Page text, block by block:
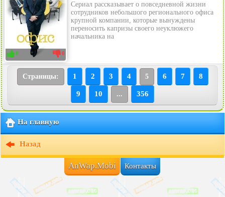
0 0
Сериал рассказывает о повседневной жизни
сотрудников небольшого регионального офиса
крупной компании, которые вынуждены
переносить капризы своего неуклюжего
начальника на
Страницы: 1 2 3 4 5 6 7 8
9 10 ... 356
На главную
Назад
AnWap.Mobi Контакты